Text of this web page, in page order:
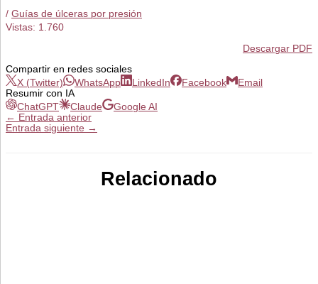
/ Guías de úlceras por presión
Vistas: 1.760
Descargar PDF
Compartir en redes sociales
X (Twitter)
WhatsApp LinkedIn Facebook
Email
Resumir con IA
ChatGPT
Claude
Google AI
← Entrada anterior
Entrada siguiente →
Relacionado